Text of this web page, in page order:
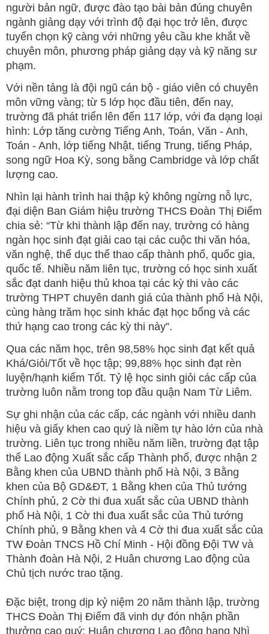
người bản ngữ, được đào tạo bài bản đúng chuyên
ngành giảng dạy với trình độ đại học trở lên, được
tuyển chọn kỹ càng với những yêu cầu khe khắt về
chuyên môn, phương pháp giảng dạy và kỹ năng sư
phạm.
Với nền tảng là đội ngũ cán bộ - giáo viên có chuyên
môn vững vàng; từ 5 lớp học đầu tiên, đến nay,
trường đã phát triển lên đến 117 lớp, với đa dạng loại
hình: Lớp tăng cường Tiếng Anh, Toán, Văn - Anh,
Toán - Anh, lớp tiếng Nhật, tiếng Trung, tiếng Pháp,
song ngữ Hoa Kỳ, song bằng Cambridge và lớp chất
lượng cao.
Nhìn lại hành trình hai thập kỷ không ngừng nỗ lực,
đại diện Ban Giám hiệu trường THCS Đoàn Thị Điểm
chia sẻ: “Từ khi thành lập đến nay, trường có hàng
ngàn học sinh đạt giải cao tại các cuộc thi văn hóa,
văn nghệ, thể dục thể thao cấp thành phố, quốc gia,
quốc tế. Nhiều năm liên tục, trường có học sinh xuất
sắc đạt danh hiệu thủ khoa tại các kỳ thi vào các
trường THPT chuyên danh giá của thành phố Hà Nội,
cùng hàng trăm học sinh khác đạt học bổng và các
thứ hạng cao trong các kỳ thi này”.
Qua các năm học, trên 98,58% học sinh đạt kết quả
Khá/Giỏi/Tốt về học tập; 99,88% học sinh đạt rèn
luyện/hạnh kiểm Tốt. Tỷ lệ học sinh giỏi các cấp của
trường luôn nằm trong top đầu quận Nam Từ Liêm.
Sự ghi nhận của các cấp, các ngành với nhiều danh
hiệu và giấy khen cao quý là niềm tự hào lớn của nhà
trường. Liên tục trong nhiều năm liền, trường đạt tập
thể Lao động Xuất sắc cấp Thành phố, được nhận 2
Bằng khen của UBND thành phố Hà Nội, 3 Bằng
khen của Bộ GD&ĐT, 1 Bằng khen của Thủ tướng
Chính phủ, 2 Cờ thi đua xuất sắc của UBND thành
phố Hà Nội, 1 Cờ thi đua xuất sắc của Thủ tướng
Chính phủ, 9 Bằng khen và 4 Cờ thi đua xuất sắc của
TW Đoàn TNCS Hồ Chí Minh - Hội đồng Đội TW và
Thành đoàn Hà Nội, 2 Huân chương Lao động của
Chủ tịch nước trao tặng.
Đặc biệt, trong dịp kỷ niệm 20 năm thành lập, trường
THCS Đoàn Thị Điểm đã vinh dự đón nhận phần
thưởng cao quý: Huân chương Lao động hạng Nhì